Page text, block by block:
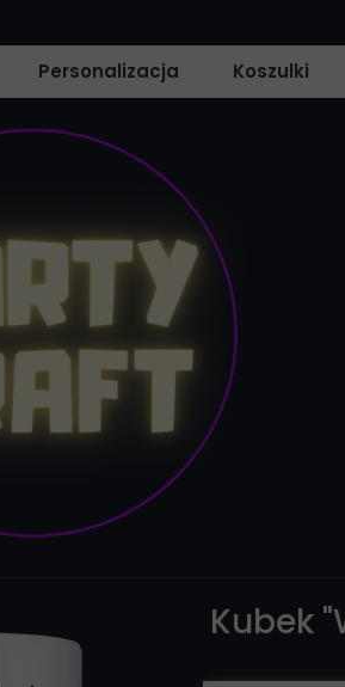
Personalizacja Koszulki
Kubek